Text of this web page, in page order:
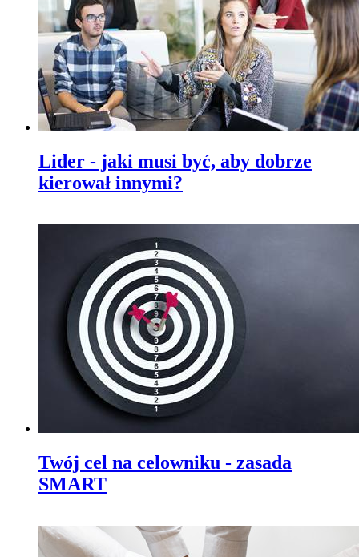
Lider - jaki musi być, aby dobrze
kierował innymi?
Twój cel na celowniku - zasada
SMART